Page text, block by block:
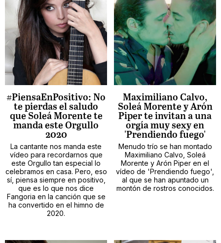
#PiensaEnPositivo: No
te pierdas el saludo
que Soleá Morente te
manda este Orgullo
2020
La cantante nos manda este
vídeo para recordarnos que
este Orgullo tan especial lo
celebramos en casa. Pero, eso
sí, piensa siempre en positivo,
que es lo que nos dice
Fangoria en la canción que se
ha convertido en el himno de
2020.
Maximiliano Calvo,
Soleá Morente y Arón
Piper te invitan a una
orgía muy sexy en
'Prendiendo fuego'
Menudo trío se han montado
Maximiliano Calvo, Soleá
Morente y Arón Piper en el
vídeo de 'Prendiendo fuego',
al que se han apuntado un
montón de rostros conocidos.